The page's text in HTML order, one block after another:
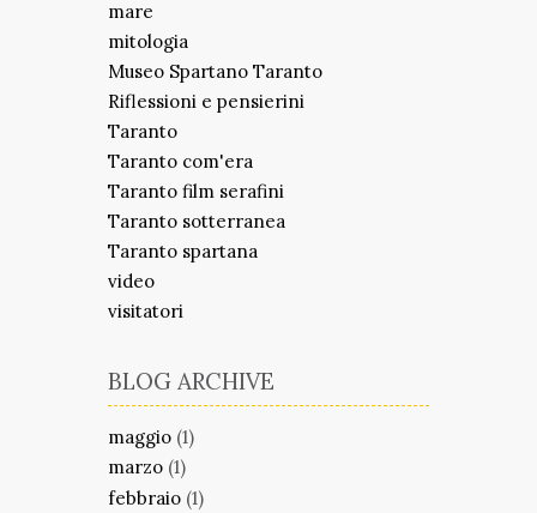
mare
mitologia
Museo Spartano Taranto
Riflessioni e pensierini
Taranto
Taranto com'era
Taranto film serafini
Taranto sotterranea
Taranto spartana
video
visitatori
BLOG ARCHIVE
maggio (1)
marzo (1)
febbraio (1)